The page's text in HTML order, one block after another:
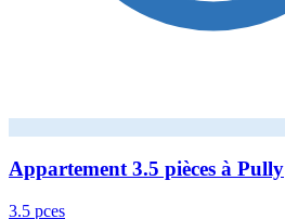
Appartement 3.5 pièces à Pully
3.5 pces